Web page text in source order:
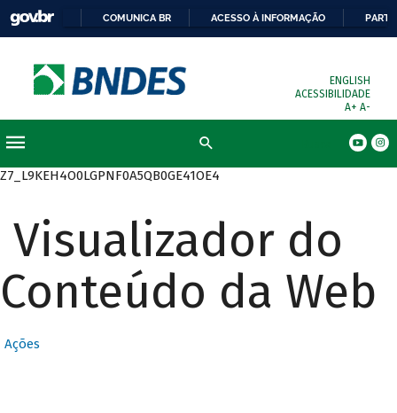
COMUNICA BR ACESSO À INFORMAÇÃO
ENGLISH
ACESSIBILIDADE
A+ A-
Z7_L9KEH4O0LGPNF0A5QB0GE41OE4
Visualizador do
Conteúdo da Web
Ações